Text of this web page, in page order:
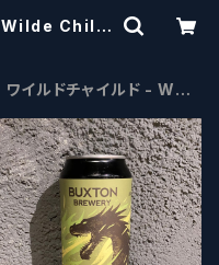
- Wilde Child
ワイルドチャイルド - Wil